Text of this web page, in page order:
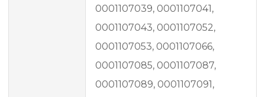
0001107039, 0001107041,
0001107043, 0001107052,
0001107053, 0001107066,
0001107085, 0001107087,
0001107089, 0001107091,